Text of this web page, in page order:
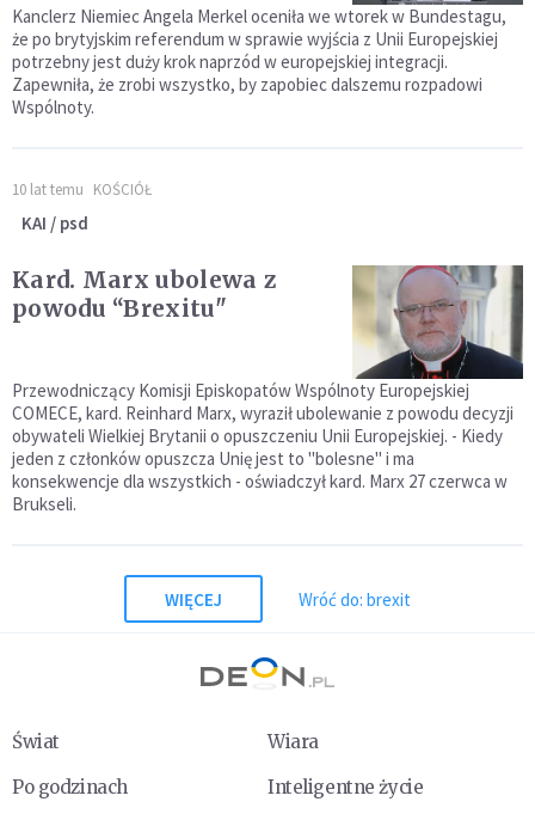
Kanclerz Niemiec Angela Merkel oceniła we wtorek w Bundestagu,
że po brytyjskim referendum w sprawie wyjścia z Unii Europejskiej
potrzebny jest duży krok naprzód w europejskiej integracji.
Zapewniła, że zrobi wszystko, by zapobiec dalszemu rozpadowi
Wspólnoty.
10 lat temu KOŚCIÓŁ
KAI / psd
Kard. Marx ubolewa z
powodu “Brexitu"
Przewodniczący Komisji Episkopatów Wspólnoty Europejskiej
COMECE, kard. Reinhard Marx, wyraził ubolewanie z powodu decyzji
obywateli Wielkiej Brytanii o opuszczeniu Unii Europejskiej. - Kiedy
jeden z członków opuszcza Unię jest to "bolesne" i ma
konsekwencje dla wszystkich - oświadczył kard. Marx 27 czerwca w
Brukseli.
WIĘCEJ Wróć do: brexit
Świat
Wiara
Po godzinach
Inteligentne życie